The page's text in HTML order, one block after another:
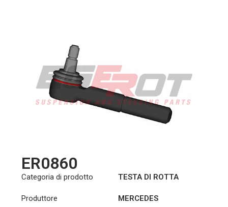
ER0860
Categoria di prodotto TESTA DI ROTTA
Produttore MERCEDES